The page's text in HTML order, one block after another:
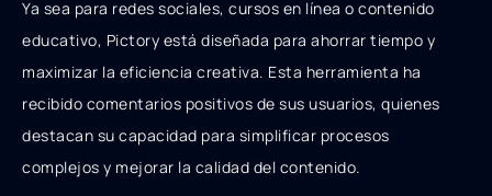
Ya sea para redes sociales, cursos en línea o contenido
educativo, Pictory está diseñada para ahorrar tiempo y
maximizar la eficiencia creativa. Esta herramienta ha
recibido comentarios positivos de sus usuarios, quienes
destacan su capacidad para simplificar procesos
complejos y mejorar la calidad del contenido.